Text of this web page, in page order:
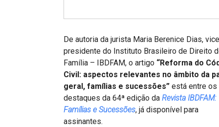
Alienação Parental
Encontre um Escritório
IBDFAM Educacional
De autoria da jurista Maria Berenice Dias,
presidente do Instituto Brasileiro de Direito
Família – IBDFAM, o artigo “Reforma do
Civil: aspectos relevantes no âmbito da
geral, famílias e sucessões” está entre os
destaques da 64ª edição da Revista IBDFAM:
Famílias e Sucessões, já disponível para
assinantes.